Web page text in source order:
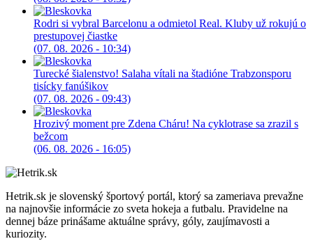
Rodri si vybral Barcelonu a odmietol Real. Kluby už rokujú o
prestupovej čiastke
(07. 08. 2026 - 10:34)
Turecké šialenstvo! Salaha vítali na štadióne Trabzonsporu
tisícky fanúšikov
(07. 08. 2026 - 09:43)
Hrozivý moment pre Zdena Cháru! Na cyklotrase sa zrazil s
bežcom
(06. 08. 2026 - 16:05)
Hetrik.sk je slovenský športový portál, ktorý sa zameriava prevažne
na najnovšie informácie zo sveta hokeja a futbalu. Pravidelne na
dennej báze prinášame aktuálne správy, góly, zaujímavosti a
kuriozity.